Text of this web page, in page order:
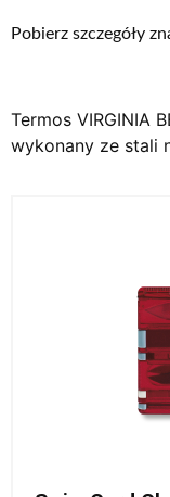
Pobierz szczegóły
Termos VIRGINIA
wykonany ze stali